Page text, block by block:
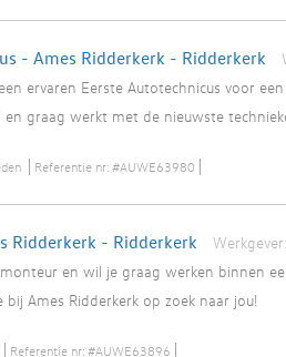
- Ames Ridderkerk - Ridderkerk
ervaren Eerste Autotechnicus voor
graag werkt met de nieuwste
Referentie nr: #AUWE63980
Ridderkerk - Ridderkerk Werkgever:
en wil je graag werken binnen
Ames Ridderkerk op zoek naar jou!
Referentie nr: #AUWE63896